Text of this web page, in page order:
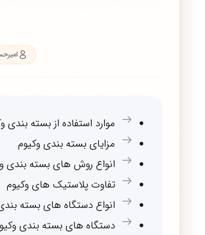
موارد استفاده از بسته بندی
مزایای بسته بندی وکیوم
انواع روش های بسته بندی
تفاوت پلاستیک های وکیوم
انواع دستگاه های بسته
دستگاه های بسته بندی